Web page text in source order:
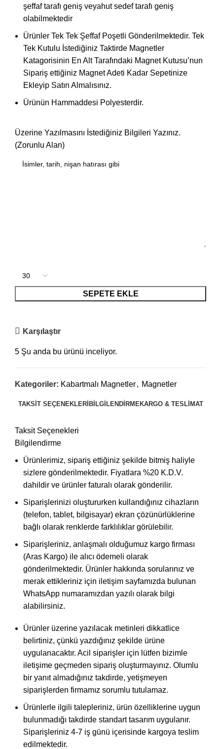
şeffaf tarafı geniş veyahut sedef tarafı geniş
olabilmektedir
Ürünler Tek Tek Şeffaf Poşetli Gönderilmektedir. Tek
Tek Kutulu İstediğiniz Taktirde Magnetler
Katagorisinin En Alt Tarafındaki Magnet Kutusu’nun
Sipariş ettiğiniz Magnet Adeti Kadar Sepetinize
Ekleyip Satın Almalısınız.
Ürünün Hammaddesi Polyesterdir.
Üzerine Yazılmasını İstediğiniz Bilgileri Yazınız.
(Zorunlu Alan)
SEPETE EKLE
Karşılaştır
5 Şu anda bu ürünü inceliyor.
Kategoriler: Kabartmalı Magnetler, Magnetler
TAKSIT SEÇENEKLERI BILGILENDIRMEKARGO & TESLIMAT
Taksit Seçenekleri
Bilgilendirme
Ürünlerimiz, sipariş ettiğiniz şekilde bitmiş haliyle
sizlere gönderilmektedir. Fiyatlara %20 K.D.V.
dahildir ve ürünler faturalı olarak gönderilir.
Siparişlerinizi oluştururken kullandığınız cihazların
(telefon, tablet, bilgisayar) ekran çözünürlüklerine
bağlı olarak renklerde farklılıklar görülebilir.
Siparişleriniz, anlaşmalı olduğumuz kargo firması
(Aras Kargo) ile alıcı ödemeli olarak
gönderilmektedir. Ürünler hakkında sorularınız ve
merak ettikleriniz için iletişim sayfamızda bulunan
WhatsApp numaramızdan yazılı olarak bilgi
alabilirsiniz.
Ürünler üzerine yazılacak metinleri dikkatlice
belirtiniz, çünkü yazdığınız şekilde ürüne
uygulanacaktır. Acil siparişler için lütfen bizimle
iletişime geçmeden sipariş oluşturmayınız. Olumlu
bir yanıt almadığınız takdirde, yetişmeyen
siparişlerden firmamız sorumlu tutulamaz.
Ürünlerle ilgili talepleriniz, ürün özelliklerine uygun
bulunmadığı takdirde standart tasarım uygulanır.
Siparişleriniz 4-7 iş günü içerisinde kargoya teslim
edilmektedir.